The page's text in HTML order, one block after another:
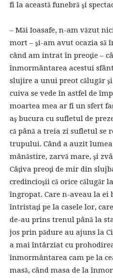
fi la această funebră şi
– Măi Ioasafe, n-am văzut
mort – şi-am avut ocazia să
când am intrat în preoţie –
înmormântarea acestui
slujire a unui preot călugăr
cuiva se vede în astfel de
moartea mea ar fi un sfert
aş bucura cu sufletul de
că până a treia zi sufletul se
trupului. Când a auzit lumea
mânăstire, zarvă mare, şi
Câţiva preoţi de mir din
credincioşii că orice călugăr
îngropat. Care n-aveau la ei
întristaţi pe la casele lor,
de-au prins trenul până la
jos prin pădure au ajuns la
a mai întârziat cu
înmormântarea cam pe la
masă, când masa de la